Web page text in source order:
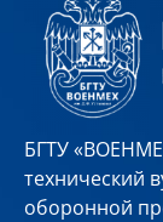
БГТУ
технический
оборонной